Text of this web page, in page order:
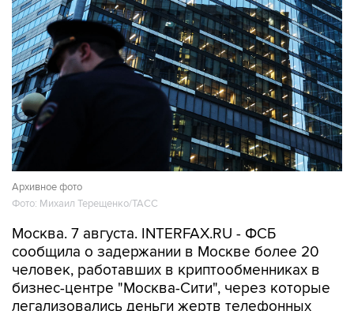
Архивное фото
Фото: Михаил Терещенко/ТАСС
Москва. 7 августа. INTERFAX.RU - ФСБ
человек, работавших в криптообменниках в
бизнес-центре "Москва-Сити", через которые
легализовались деньги жертв телефонных
мошенников, прекращена работа девяти